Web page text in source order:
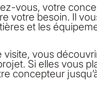
vous, votre
votre besoin. Il
et les
vous
Si elles vous
concepteur